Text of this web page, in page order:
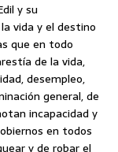
y su
vida y el destino
que en todo
de la vida,
desempleo,
general, de
incapacidad y
en todos
y de robar el